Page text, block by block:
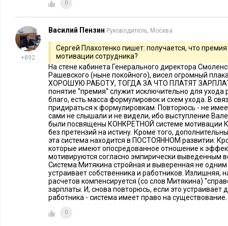
0
+892
Василий Пензин Руководитель, Москва
Сергей Плахотенко пишет: получается, что
мотивации сотрудника?
На стене кабинета Генерального директора
Рашевского (ныне покойного), висел огромный
ХОРОШУЮ РАБОТУ, ТОГДА ЗА ЧТО ПЛАТЯТ
понятие ''премия'' служит исключительно для ухода
благо, есть масса формулировок и схем ухода. В
придираться к формулировкам. Повторюсь - не
сами не слышали и не видели, ибо выступление
были посвящены КОНКРЕТНОЙ системе мотивации
без претензий на истину. Кроме того,
эта система находится в ПОСТОЯННОМ развитии.
которые имеют опосредованное отношение к
мотивируются согласно эмпирически выведенным
Система Митякина стройная и выверенная не
устраивает собственника и работников. Излишняя,
расчетов компенсируется (со слов Митякина)
зарплаты. И, снова повторюсь, если это устраивает
работника - система имеет право на существование.
0